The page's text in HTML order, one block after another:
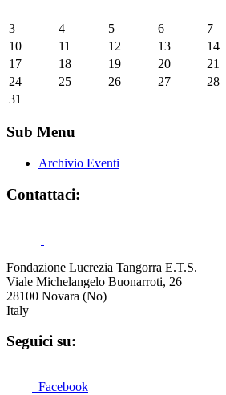
3
4 5 6 7
10
11 12 13 14
17
18 19 20 21
24
25 26 27 28
31
Sub Menu
Archivio Eventi
Contattaci:
Fondazione Lucrezia Tangorra E.T.S.
Viale Michelangelo Buonarroti, 26
28100 Novara (No)
Italy
Seguici su:
Facebook